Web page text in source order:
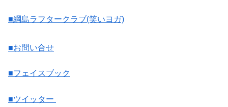
■綱島ラフタークラブ(笑いヨガ)
■お問い合せ
■フェイスブック
■ツイッター